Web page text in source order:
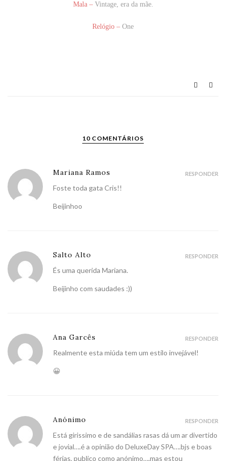
Mala –Vintage, era da mãe.
Relógio – One
10 COMENTÁRIOS
Mariana Ramos
Foste toda gata Cris!!
Beijinhoo
RESPONDER
Salto Alto
És uma querida Mariana.
Beijinho com saudades :))
RESPONDER
Ana Garcês
Realmente esta miúda tem um estilo invejável!
😀
RESPONDER
Anónimo
Está girissimo e de sandálias rasas dá um ar divertido
e jovial….é a opinião do DeluxeDay SPA….bjs e boas
férias, publico como anónimo….mas estou
RESPONDER